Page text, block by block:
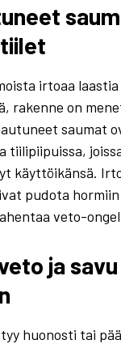
irtoaa
rakenne on
saumat
tiilipiipuissa,
käyttöikänsä.
pudota
veto-
ja savu
huonosti tai